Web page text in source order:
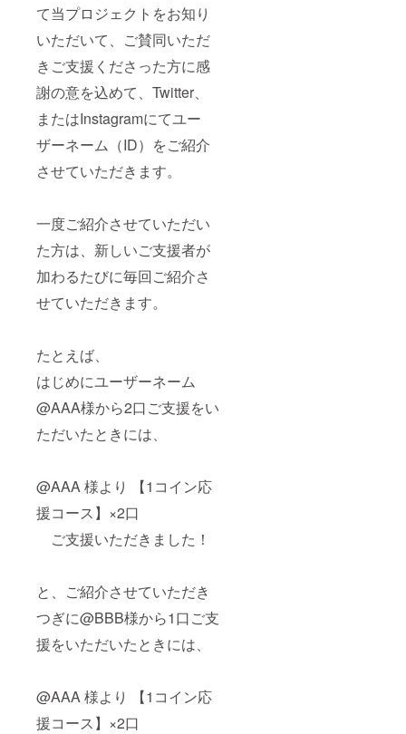
て当プロジェクトをお知り
いただいて、ご賛同いただ
きご支援くださった方に感
謝の意を込めて、Twitter、
またはInstagramにてユー
ザーネーム（ID）をご紹介
させていただきます。
一度ご紹介させていただい
た方は、新しいご支援者が
加わるたびに毎回ご紹介さ
せていただきます。
たとえば、
はじめにユーザーネーム
@AAA様から2口ご支援をい
ただいたときには、
@AAA 様より 【1コイン応
援コース】×2口
ご支援いただきました！
と、ご紹介させていただき
つぎに@BBB様から1口ご支
援をいただいたときには、
@AAA 様より 【1コイン応
援コース】×2口